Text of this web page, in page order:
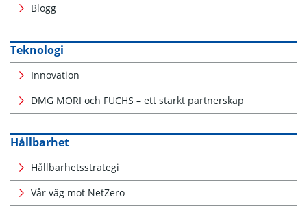
Blogg
Teknologi
Innovation
DMG MORI och FUCHS – ett starkt partnerskap
Hållbarhet
Hållbarhetsstrategi
Vår väg mot NetZero